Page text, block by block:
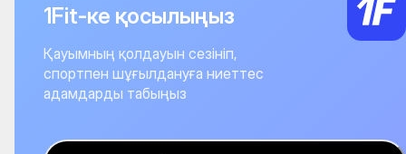
1Fit-ке қосылыңыз
Қауымның қолдауын сезініп,
спортпен шұғылдануға ниеттес
адамдарды табыңыз